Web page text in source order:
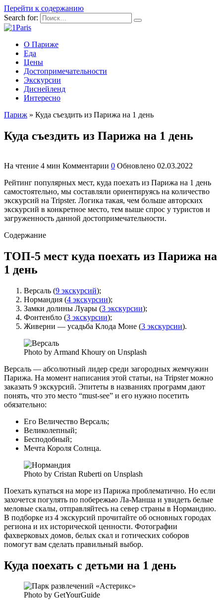
Перейти к содержанию
Search for:
О Париже
Еда
Цены
Достопримечательности
Экскурсии
Диснейленд
Интересно
Париж » Куда съездить из Парижа на 1 день
Куда съездить из Парижа на 1 день
На чтение 4 мин Комментарии 0 Обновлено 02.03.2022
Рейтинг популярных мест, куда поехать из Парижа на 1 день
самостоятельно, мы составляли ориентируясь на количество
экскурсий на Tripster. Логика такая, чем больше авторских
экскурсий в конкретное место, тем выше спрос у туристов и
загруженность данной достопримечательности.
Содержание
ТОП-5 мест куда поехать из Парижа на
1 день
Версаль (9 экскурсий);
Нормандия (4 экскурсии);
Замки долины Луары (3 экскурсии);
Фонтенбло (3 экскурсии);
Живерни — усадьба Клода Моне (3 экскурсии).
Photo by Armand Khoury on Unsplash
Версаль — абсолютный лидер среди загородных жемчужин
Парижа. На момент написания этой статьи, на Tripster можно
заказать 9 экскурсий. Эпитеты в названиях программ дают
понять, что это место “must-see” и его нужно посетить
обязательно:
Его Величество Версаль;
Великолепный;
Бесподобный;
Мечта Короля Солнца.
Photo by Cristan Ruberti on Unsplash
Поехать купаться на море из Парижа проблематично. Но если
захочется погулять по побережью Ла-Манша и увидеть белые
меловые скалы, отправляйтесь на север страны в Нормандию.
В подборке из 4 экскурсий прочитайте об основных городах
региона и их исторической ценности. Фотографии
фахверковых домов, белых скал и готических соборов
помогут вам сделать правильный выбор.
Куда поехать с детьми на 1 день
Photo by GetYourGuide